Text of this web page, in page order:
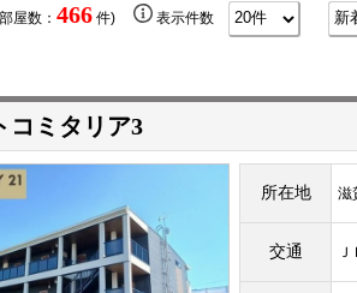
屋数： 466 件) 表示件数
コミタリア3
所在地 滋
交通